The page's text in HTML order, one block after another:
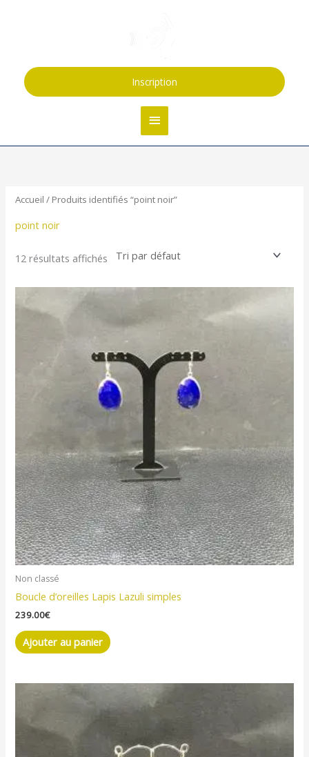
Inscription
Accueil / Produits identifiés “point noir”
point noir
12 résultats affichés
Non classé
Boucle d’oreilles Lapis Lazuli simples
239.00€
Ajouter au panier